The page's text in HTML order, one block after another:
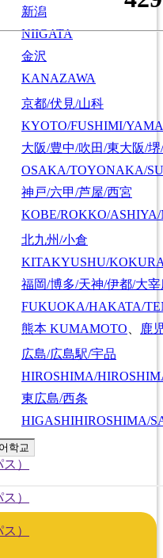
新潟
NIIGATA
金沢
KANAZAWA
京都/伏見/山科
KYOTO/FUSHIMI/
大阪/豊中/吹田/東大阪/
OSAKA/TOYONAKA/
神戸/六甲/芦屋/西宮
KOBE/ROKKO/
北九州/小倉
KITAKYUSHU/
福岡/博多/天神/伊都/大宰
FUKUOKA/HAKATA/
熊本 KUMAMOTO 鹿
広島/広島駅/宇品
HIROSHIMA/
東広島/西条
HIGASHIHIROSHIMA/
학교
）
）
）